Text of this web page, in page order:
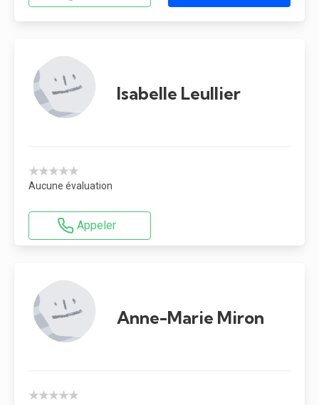
Isabelle Leullier
★★★★★
Aucune évaluation
Appeler
Anne-Marie Miron
★★★★★